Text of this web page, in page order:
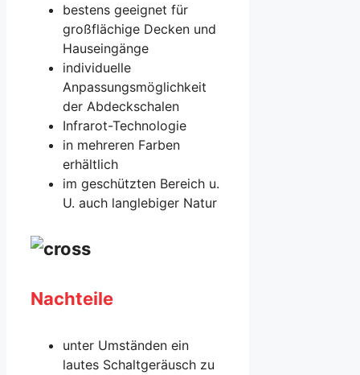
bestens geeignet für
großflächige Decken und
Hauseingänge
individuelle
Anpassungsmöglichkeit
der Abdeckschalen
Infrarot-Technologie
in mehreren Farben
erhältlich
im geschützten Bereich u.
U. auch langlebiger Natur
Nachteile
unter Umständen ein
lautes Schaltgeräusch zu